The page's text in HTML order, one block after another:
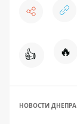
👍 🔥
НОВОСТИ ДНЕПРА